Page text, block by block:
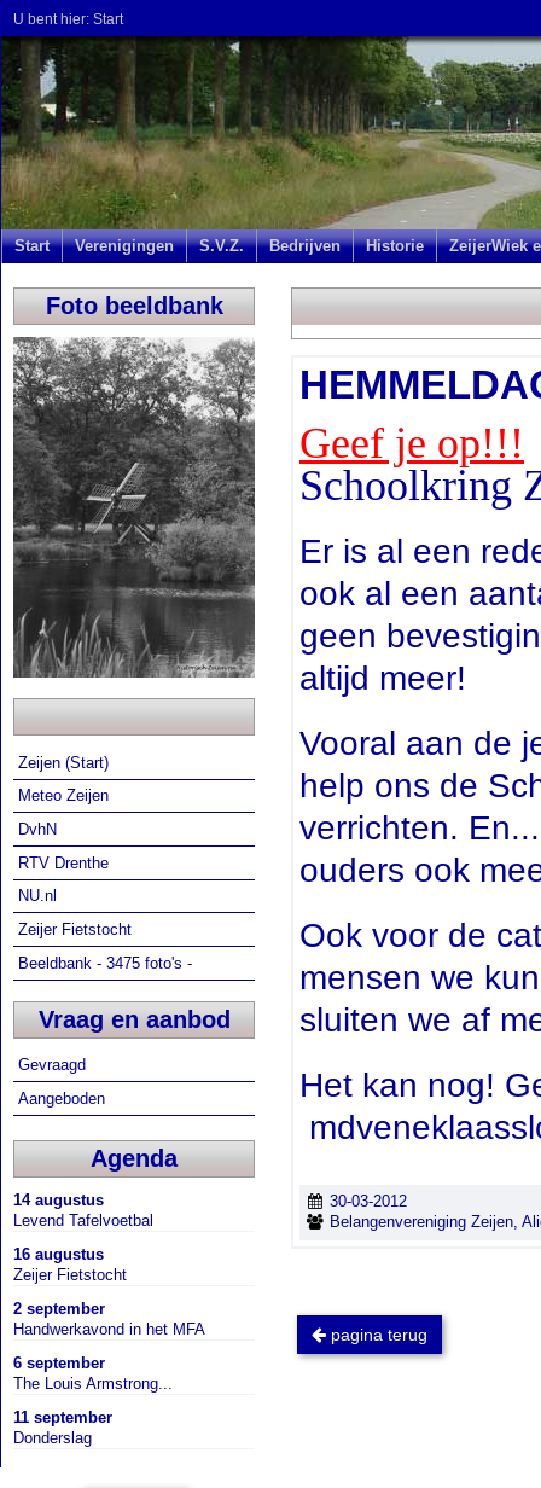
U bent hier: Start
Start Verenigingen S.V.Z. Bedrijven Historie ZeijerWiek
Foto beeldbank
Zeijen (Start)
Meteo Zeijen
DvhN
RTV Drenthe
NU.nl
Zeijer Fietstocht
Beeldbank - 3475 foto's -
Vraag en aanbod
Gevraagd
Aangeboden
Agenda
14 augustus
Levend Tafelvoetbal
16 augustus
Zeijer Fietstocht
2 september
Handwerkavond in het MFA
6 september
The Louis Armstrong...
11 september
Donderslag
Geef je op!!!
Schoolkring
Er is al een
ook al een
geen
altijd meer!
Vooral aan de
help ons de
verrichten.
ouders ook
Ook voor de
mensen we
sluiten we af
Het kan nog!
30-03-2012
Belangenvereniging Zeijen,
pagina terug